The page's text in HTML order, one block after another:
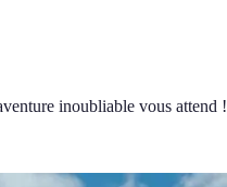
inoubliable vous attend !